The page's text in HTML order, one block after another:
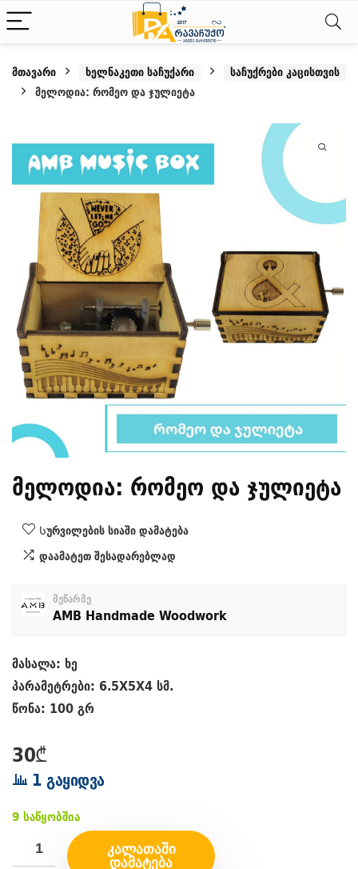
მთავარი ხელნაკეთი საჩუქარი
საჩუქრები კაცისთვის
მელოდია: რომეო და ჯულიეტა
მელოდია: რომეო და ჯულიეტა
Სურვილების სიაში დამატება
დაამატეთ შესადარებლად
მეწარმე
AMB Handmade Woodwork
მასალა: ხე
პარამეტრები: 6.5X5X4 სმ.
წონა: 100 გრ
30₾
1 გაყიდვა
9 საწყობშია
ᲙᲐᲚᲐᲗᲐᲨᲘ
ᲓᲐᲛᲐᲢᲔᲑᲐ